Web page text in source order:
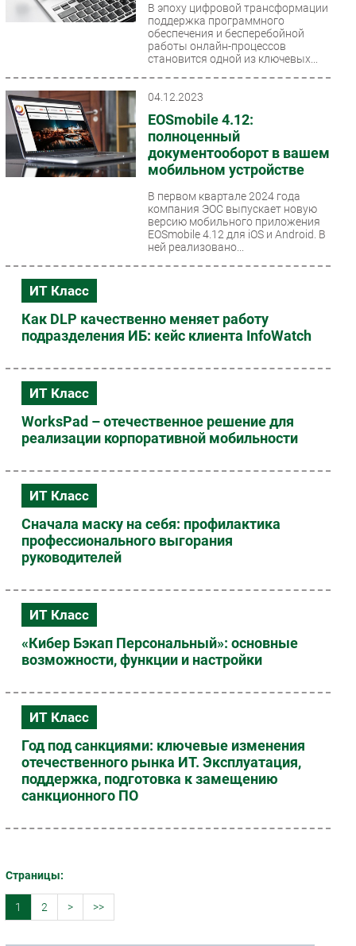
В эпоху цифровой трансформации
поддержка программного
обеспечения и бесперебойной
работы онлайн-процессов
становится одной из ключевых...
04.12.2023
EOSmobile 4.12:
полноценный
документооборот в вашем
мобильном устройстве
В первом квартале 2024 года
компания ЭОС выпускает новую
версию мобильного приложения
EOSmobile 4.12 для iOS и Android. В
ней реализовано...
ИТ Класс
Как DLP качественно меняет работу
подразделения ИБ: кейс клиента InfoWatch
ИТ Класс
WorksPad – отечественное решение для
реализации корпоративной мобильности
ИТ Класс
Сначала маску на себя: профилактика
профессионального выгорания
руководителей
ИТ Класс
«Кибер Бэкап Персональный»: основные
возможности, функции и настройки
ИТ Класс
Год под санкциями: ключевые изменения
отечественного рынка ИТ. Эксплуатация,
поддержка, подготовка к замещению
санкционного ПО
Страницы:
1 2 > >>